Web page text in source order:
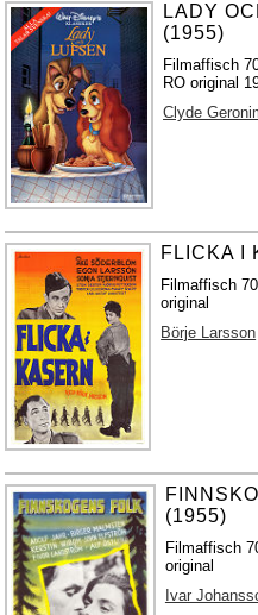
LADY
(1955)
Filmaffisch
RO original
Clyde
FLICKA I
Filmaffisch
original
Börje Larsson
(1955)
Filmaffisch
original
Ivar